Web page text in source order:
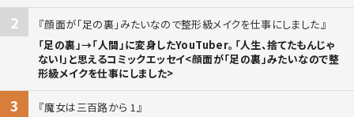
2
顔面が「足の裏」みたいなので整形級メイクを仕事にしました
「足の裏」→「人間」に変身したYouTuber。「人生、捨てたもんじゃ
ない!」と思えるコミックエッセイ<顔面が「足の裏」みたいなので整
形級メイクを仕事にしました>
3
魔女は三百路から 1